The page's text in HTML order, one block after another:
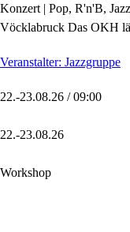
Konzert | Pop, R'n'B,
Vöcklabruck Das OKH
Veranstalter: Jazzgruppe
22.-23.08.26 / 09:00
22.-23.08.26
Workshop